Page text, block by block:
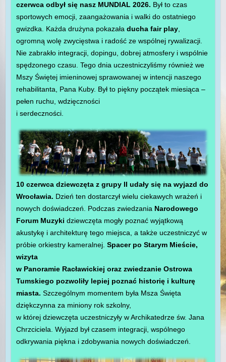
czerwca odbył się nasz MUNDIAL 2026. Był to czas
sportowych emocji, zaangażowania i walki do ostatniego
gwizdka. Każda drużyna pokazała ducha fair play,
ogromną wolę zwycięstwa i radość ze wspólnej rywalizacji.
Nie zabrakło integracji, dopingu, dobrej atmosfery i wspólnie
spędzonego czasu. Tego dnia uczestniczyliśmy również we
Mszy Świętej imieninowej sprawowanej w intencji naszego
rehabilitanta, Pana Kuby. Był to piękny początek miesiąca –
pełen ruchu, wdzięczności
i serdeczności.
10 czerwca dziewczęta z grupy II udały się na wyjazd do
Wrocławia. Dzień ten dostarczył wielu ciekawych wrażeń i
nowych doświadczeń. Podczas zwiedzania Narodowego
Forum Muzyki dziewczęta mogły poznać wyjątkową
akustykę i architekturę tego miejsca, a także uczestniczyć w
próbie orkiestry kameralnej. Spacer po Starym Mieście,
wizyta
w Panoramie Racławickiej oraz zwiedzanie Ostrowa
Tumskiego pozwoliły lepiej poznać historię i kulturę
miasta. Szczególnym momentem była Msza Święta
dziękczynna za miniony rok szkolny,
w której dziewczęta uczestniczyły w Archikatedrze św. Jana
Chrzciciela. Wyjazd był czasem integracji, wspólnego
odkrywania piękna i zdobywania nowych doświadczeń.